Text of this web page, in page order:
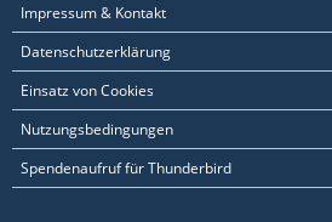
Impressum & Kontakt
Datenschutzerklärung
Einsatz von Cookies
Nutzungsbedingungen
Spendenaufruf für Thunderbird